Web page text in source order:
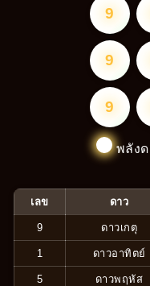
9
9
9
พลังด
เลข ดาว
9 ดาวเกตุ
1 ดาวอาทิตย์
5 ดาวพฤหัส